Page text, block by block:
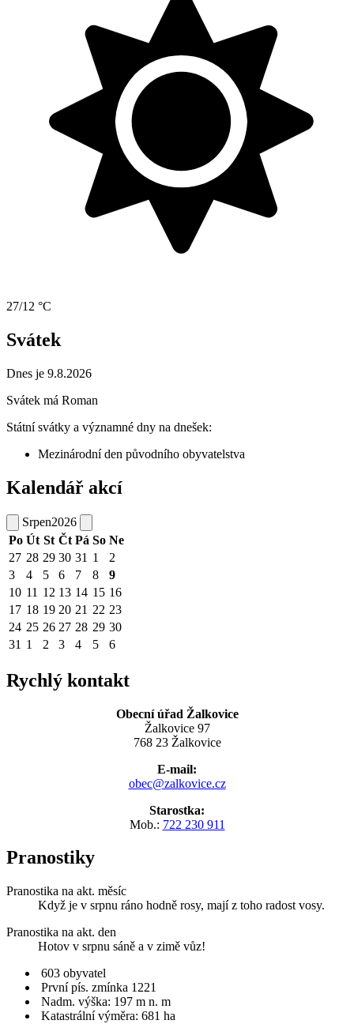
27/12 °C
Svátek
Dnes je 9.8.2026
Svátek má Roman
Státní svátky a významné dny na dnešek:
Mezinárodní den původního obyvatelstva
Kalendář akcí
Srpen2026
Po Út St Čt Pá So Ne
27 28 29 30 31 1
2
3
4 5 6 7 8
9
10 11 12 13 14 15 16
17 18 19 20 21 22 23
24 25 26 27 28 29 30
31 1 2 3 4 5 6
Rychlý kontakt
Obecní úřad Žalkovice
Žalkovice 97
768 23 Žalkovice
E-mail:
obec@zalkovice.cz
Starostka:
Mob.: 722 230 911
Pranostiky
Pranostika na akt. měsíc
Když je v srpnu ráno hodně rosy, mají z toho radost vosy.
Pranostika na akt. den
Hotov v srpnu sáně a v zimě vůz!
603 obyvatel
První pís. zmínka 1221
Nadm. výška: 197 m n. m
Katastrální výměra: 681 ha